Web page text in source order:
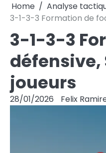
Home
Analyse
3-1-3-3 Formation de
3-1-3-3
défensive,
joueurs
28/01/2026 Felix